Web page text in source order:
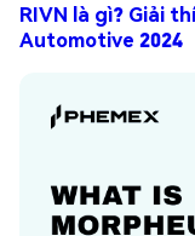
RIVN là gì? Giải
Automotive 2024